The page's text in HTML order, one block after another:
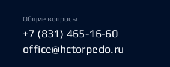
Общие вопросы
+7 (831) 465-16-60
office@hctorpedo.ru